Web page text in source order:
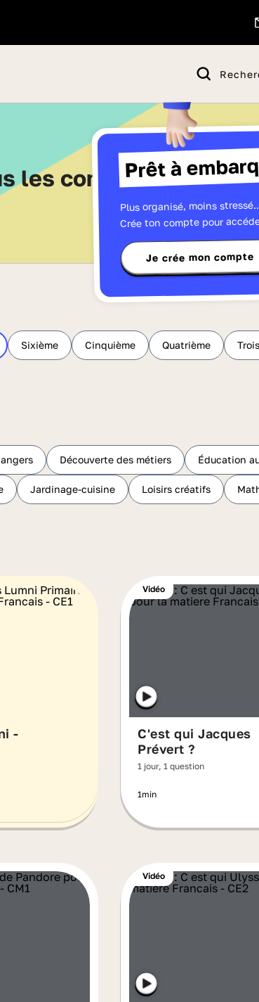
Prêt à
Plus organisé, moins
Crée ton compte pour
Je crée mon compte
les contenus de CM2
Sixième Cinquième Quatrième
Découverte des métiers Éducation
Jardinage-cuisine Loisirs créatifs
-
Vidéo
C'est qui Jacques
Prévert ?
1 jour, 1 question
1min
Vidéo